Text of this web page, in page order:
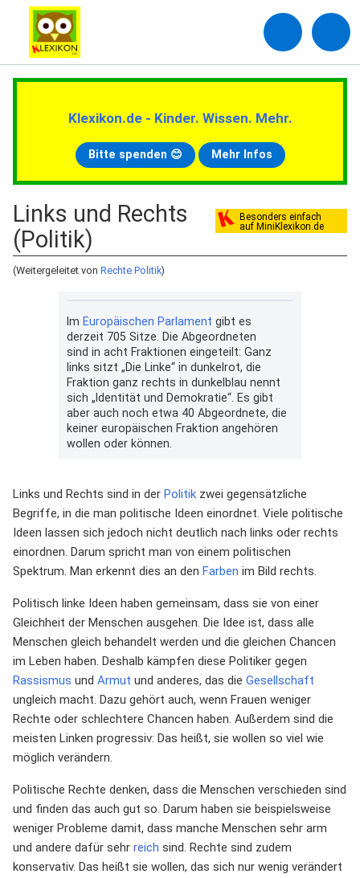
Klexikon.de - Kinder. Wissen. Mehr.
Bitte spenden 😊 Mehr Infos
Besonders einfach
auf MiniKlexikon.de
Links und Rechts
(Politik)
(Weitergeleitet von Rechte Politik)
Im Europäischen Parlament gibt es
derzeit 705 Sitze. Die Abgeordneten
sind in acht Fraktionen eingeteilt: Ganz
links sitzt „Die Linke“ in dunkelrot, die
Fraktion ganz rechts in dunkelblau nennt
sich „Identität und Demokratie“. Es gibt
aber auch noch etwa 40 Abgeordnete, die
keiner europäischen Fraktion angehören
wollen oder können.
Links und Rechts sind in der Politik zwei gegensätzliche
Begriffe, in die man politische Ideen einordnet. Viele politische
Ideen lassen sich jedoch nicht deutlich nach links oder rechts
einordnen. Darum spricht man von einem politischen
Spektrum. Man erkennt dies an den Farben im Bild rechts.
Politisch linke Ideen haben gemeinsam, dass sie von einer
Gleichheit der Menschen ausgehen. Die Idee ist, dass alle
Menschen gleich behandelt werden und die gleichen Chancen
im Leben haben. Deshalb kämpfen diese Politiker gegen
Rassismus und Armut und anderes, das die Gesellschaft
ungleich macht. Dazu gehört auch, wenn Frauen weniger
Rechte oder schlechtere Chancen haben. Außerdem sind die
meisten Linken progressiv: Das heißt, sie wollen so viel wie
möglich verändern.
Politische Rechte denken, dass die Menschen verschieden sind
und finden das auch gut so. Darum haben sie beispielsweise
weniger Probleme damit, dass manche Menschen sehr arm
und andere dafür sehr reich sind. Rechte sind zudem
konservativ. Das heißt sie wollen, das sich nur wenig verändert